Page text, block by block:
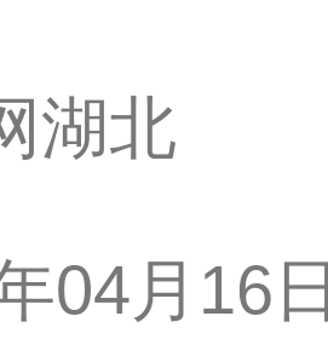
湖北
04月16